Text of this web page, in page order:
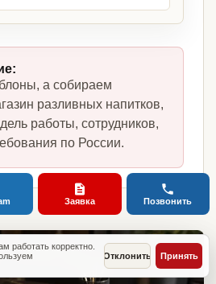
а собираем
разливных напитков,
работы, сотрудников,
по России.
работать корректно.
Отклонить Принять
Заявка Позвонить